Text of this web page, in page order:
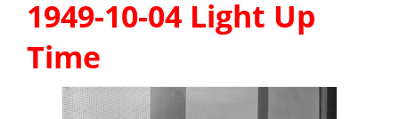
1949-10-04 Light Up
Time